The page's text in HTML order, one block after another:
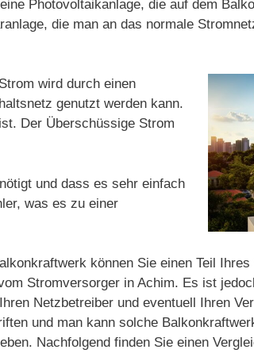
Photovoltaikanlage, die auf dem
die man an das normale
wird durch einen
genutzt werden kann.
Der Überschüssige Strom
und dass es sehr einfach
was es zu einer
können Sie einen Teil
Stromversorger in Achim. Es ist
Netzbetreiber und eventuell Ihren
und man kann solche
Nachfolgend finden Sie einen